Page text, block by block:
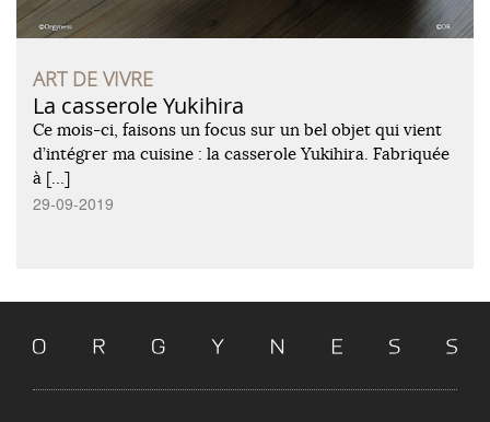
ART DE VIVRE
La casserole Yukihira
Ce mois-ci, faisons un focus sur un bel objet qui vient
d’intégrer ma cuisine : la casserole Yukihira. Fabriquée
à […]
29-09-2019